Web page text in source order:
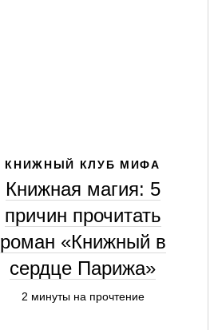
КНИЖНЫЙ КЛУБ МИФА
Книжная магия: 5
причин прочитать
роман «Книжный в
сердце Парижа»
2 минуты на прочтение